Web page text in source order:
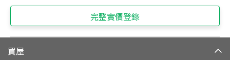
完整實價登錄
買屋